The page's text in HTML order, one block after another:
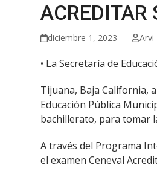
ACREDITAR
diciembre 1, 2023 Arvi
• La Secretaría de
Tijuana, Baja California,
Educación Pública
bachillerato, para tomar
A través del Programa
el examen Ceneval